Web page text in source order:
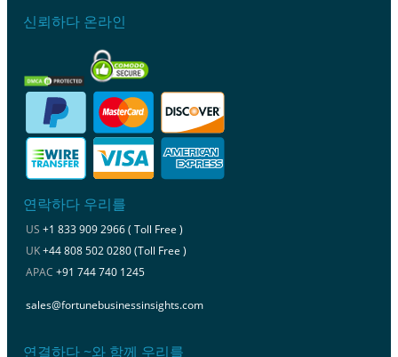
신뢰하다 온라인
연락하다 우리를
US +1 833 909 2966 ( Toll Free )
UK+44 808 502 0280 (Toll Free )
APAC +91 744 740 1245
sales@fortunebusinessinsights.com
연결하다 ~와 함께 우리를